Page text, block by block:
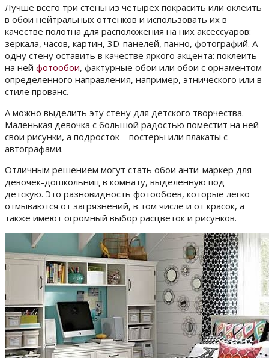
Лучше всего три стены из четырех покрасить или оклеить
в обои нейтральных оттенков и использовать их в
качестве полотна для расположения на них аксессуаров:
зеркала, часов, картин, 3D-панелей, панно, фотографий. А
одну стену оставить в качестве яркого акцента: поклеить
на ней фотообои, фактурные обои или обои с орнаментом
определенного направления, например, этнического или в
стиле прованс.
А можно выделить эту стену для детского творчества.
Маленькая девочка с большой радостью поместит на ней
свои рисунки, а подросток – постеры или плакаты с
автографами.
Отличным решением могут стать обои анти-маркер для
девочек-дошкольниц в комнату, выделенную под
детскую. Это разновидность фотообоев, которые легко
отмываются от загрязнений, в том числе и от красок, а
также имеют огромный выбор расцветок и рисунков.